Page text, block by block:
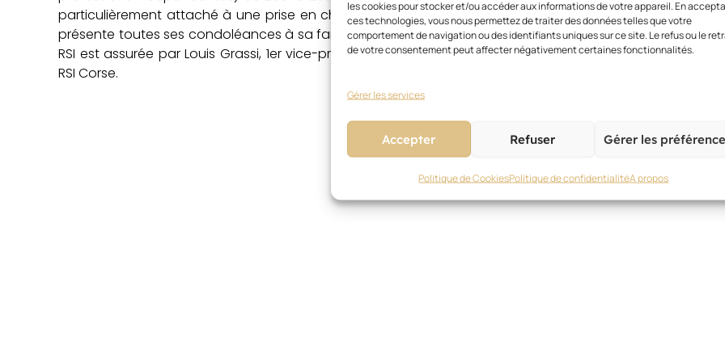
les cookies pour stocker et/ou accéder aux informations de votre appareil. En
ces technologies, vous nous permettez de traiter des données telles que votre
comportement de navigation ou des identifiants uniques sur ce site. Le refus ou le
de votre consentement peut affecter négativement certaines fonctionnalités.
Gérer les services
Accepter Refuser Gérer les
Politique de CookiesPolitique de confidentialitéA propos
particulièrement attaché à une prise en charge adaptée prenant compte les spécificités des artisans.
présente toutes ses condoléances à sa famille et ses proches. La présidence par intérim de la caisse
RSI est assurée par Louis Grassi, 1er vice-président national, commerçant et administrateur de la
RSI Corse.